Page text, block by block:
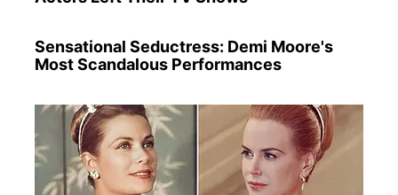
Sensational Seductress: Demi Moore's
Most Scandalous Performances